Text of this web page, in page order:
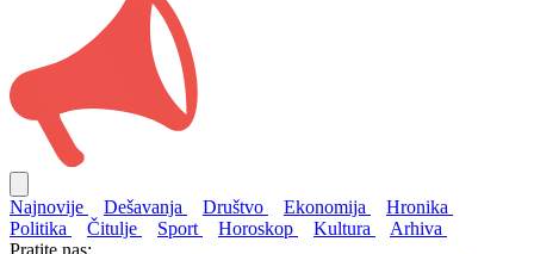
Najnovije Dešavanja Društvo Ekonomija
Hronika
Politika
Čitulje Sport Horoskop Kultura
Arhiva